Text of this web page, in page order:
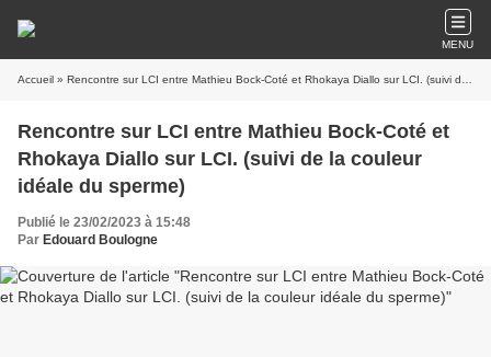
MENU
Accueil » Rencontre sur LCI entre Mathieu Bock-Coté et Rhokaya Diallo sur LCI. (suivi de la couleur idéale du sperme)
Rencontre sur LCI entre Mathieu Bock-Coté et
Rhokaya Diallo sur LCI. (suivi de la couleur
idéale du sperme)
Publié le 23/02/2023 à 15:48
Par Edouard Boulogne